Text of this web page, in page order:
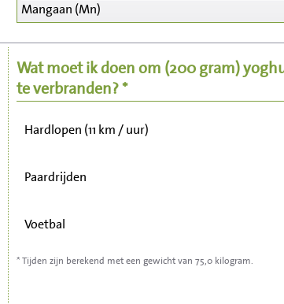
Mangaan (Mn)
Wat moet ik doen om (200 gram)
te verbranden? *
Wandelen (5 km/uur)
Hardlopen (11 km / uur)
Paardrijden
Voetbal
Stofzuigen
* Tijden zijn berekend met een gewicht van 75,0 kilogram.